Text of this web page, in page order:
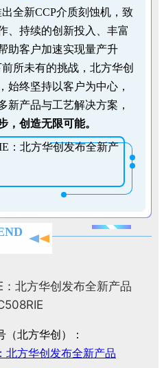
全新CCP介质刻蚀机，致
、持续的创新投入、丰富
助客户加速实现量产升
所未有的挑战，北方华创
始终坚持以客户为中心，
新产品与工艺解决方案，
，创造无限可能。
（北方华创）：
北方华创发布全新产品